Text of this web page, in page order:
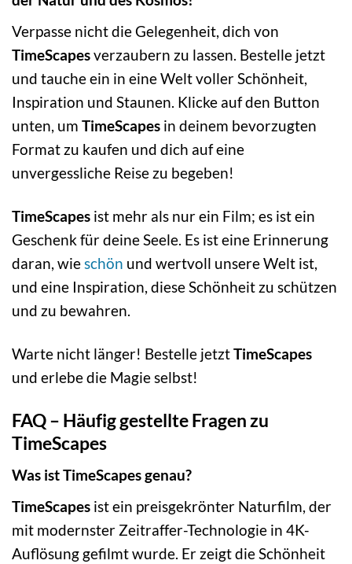
Verpasse nicht die Gelegenheit, dich von
TimeScapesverzaubern zu lassen. Bestelle jetzt
und tauche ein in eine Welt voller Schönheit,
Inspiration und Staunen. Klicke auf den Button
unten, um TimeScapes in deinem bevorzugten
Format zu kaufen und dich auf eine
unvergessliche Reise zu begeben!
TimeScapes ist mehr als nur ein Film; es ist ein
Geschenk für deine Seele. Es ist eine Erinnerung
daran, wieschön und wertvoll unsere Welt ist,
und eine Inspiration, diese Schönheit zu schützen
und zu bewahren.
Warte nicht länger! Bestelle jetztTimeScapes
und erlebe die Magie selbst!
FAQ – Häufig gestellte Fragen zu
TimeScapes
Was ist TimeScapes genau?
TimeScapes ist ein preisgekrönter Naturfilm, der
mit modernster Zeitraffer-Technologie in 4K-
Auflösung gefilmt wurde. Er zeigt die Schönheit